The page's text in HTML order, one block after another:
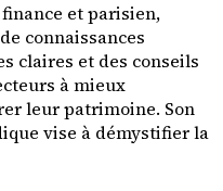
et parisien,
connaissances
claires et des conseils
à mieux
leur patrimoine. Son
vise à démystifier la